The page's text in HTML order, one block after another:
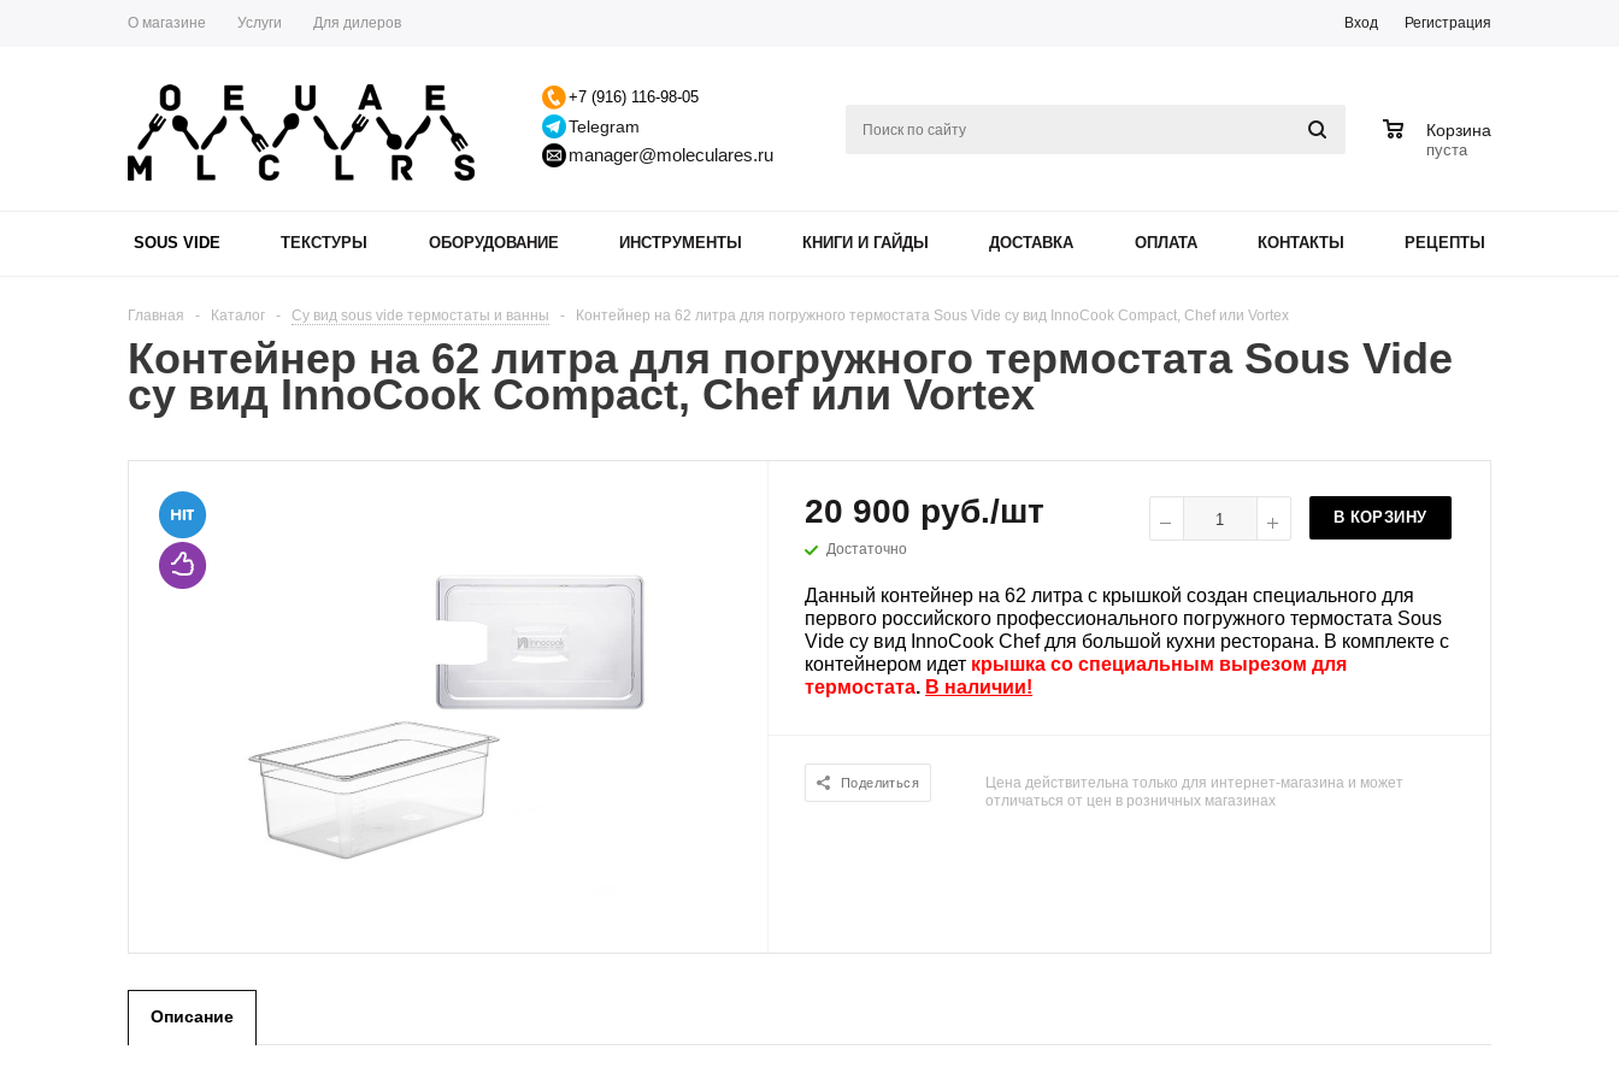
О магазине Услуги Для дилеров Вход Регистрация
+7 (916) 116-98-05
Telegram
manager@moleculares.ru
Корзина
пуста
SOUS VIDE ТЕКСТУРЫ ОБОРУДОВАНИЕ ИНСТРУМЕНТЫ КНИГИ И ГАЙДЫ ДОСТАВКА ОПЛАТА КОНТАКТЫ РЕЦЕПТЫ
Главная - Каталог - Су вид sous vide термостаты и ванны - Контейнер на 62 литра для погружного термостата Sous Vide су вид InnoCook Compact, Chef или Vortex
Контейнер на 62 литра для погружного термостата Sous Vide
су вид InnoCook Compact, Chef или Vortex
20 900 руб./шт
Достаточно
В КОРЗИНУ
Данный контейнер на 62 литра с крышкой создан специального для
первого российского профессионального погружного термостата Sous
Vide су вид InnoCook Chef для большой кухни ресторана. В комплекте с
контейнером идет крышка со специальным вырезом для
термостата. В наличии!
Поделиться
Цена действительна только для интернет-магазина и может
отличаться от цен в розничных магазинах
Описание